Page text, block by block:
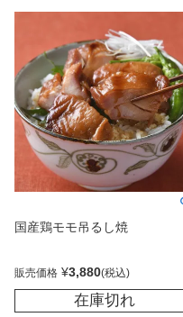
国産鶏モモ吊るし焼
販売価格 ¥3,880
在庫切れ